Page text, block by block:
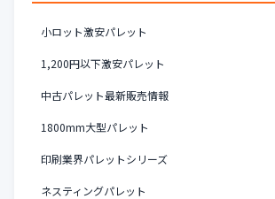
小ロット激安パレット
1,200円以下激安パレット
中古パレット最新販売情報
1800mm大型パレット
印刷業界パレットシリーズ
ネスティングパレット